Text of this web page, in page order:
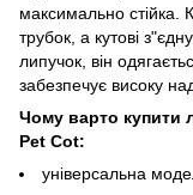
максимально стійка.
трубок, а кутові
липучок, він
забезпечує високу
Чому варто купити
Pet Cot:
універсальна